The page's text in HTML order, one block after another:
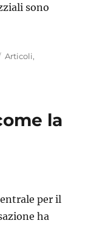
sono
Categorie
Articoli,
la
per il
ha